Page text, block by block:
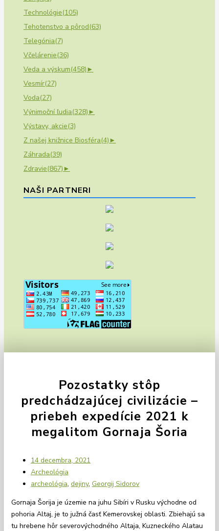
Technológie(105)
Tehotenstvo a pôrod(63)
Telegónia(7)
Včelárenie(36)
Veda a výskum(458)►
Vesmír(27)
Voda(27)
Výnimoční ľudia(328)►
Výstavy, akcie(3)
Z našej knižnice Biosféra(4)►
Záhrada(39)
Zdravie(867)►
NAŠI PARTNERI
Pozostatky stôp
predchádzajúcej civilizácie –
priebeh expedície 2021 k
megalitom Gornaja Šoria
14 decembra, 2021
Archeológia
archeológia, dejiny, Georgij Sidorov
Gornaja Šorija je územie na juhu Sibíri v Rusku východne od
pohoria Altaj, je to južná časť Kemerovskej oblasti. Zbiehajú sa
tu hrebene hôr severovýchodného Altaja, Kuzneckého Alatau